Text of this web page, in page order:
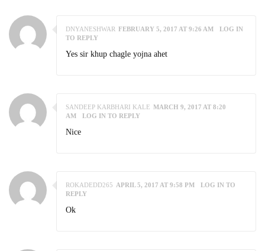
DNYANESHWAR FEBRUARY 5, 2017 AT 9:26 AM
LOG IN
TO REPLY
Yes sir khup chagle yojna ahet
SANDEEP KARBHARI KALE MARCH 9, 2017 AT 8:20
AM
LOG IN TO REPLY
Nice
ROKADEDD265 APRIL 5, 2017 AT 9:58 PM
LOG IN TO
REPLY
Ok